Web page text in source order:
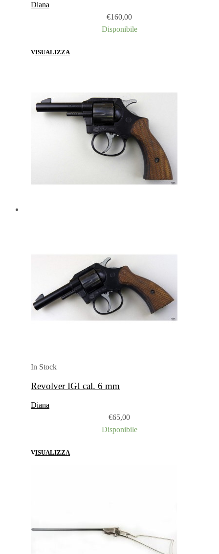
Diana
€160,00
Disponibile
VISUALIZZA
In Stock
Revolver IGI cal. 6 mm
Diana
€65,00
Disponibile
VISUALIZZA